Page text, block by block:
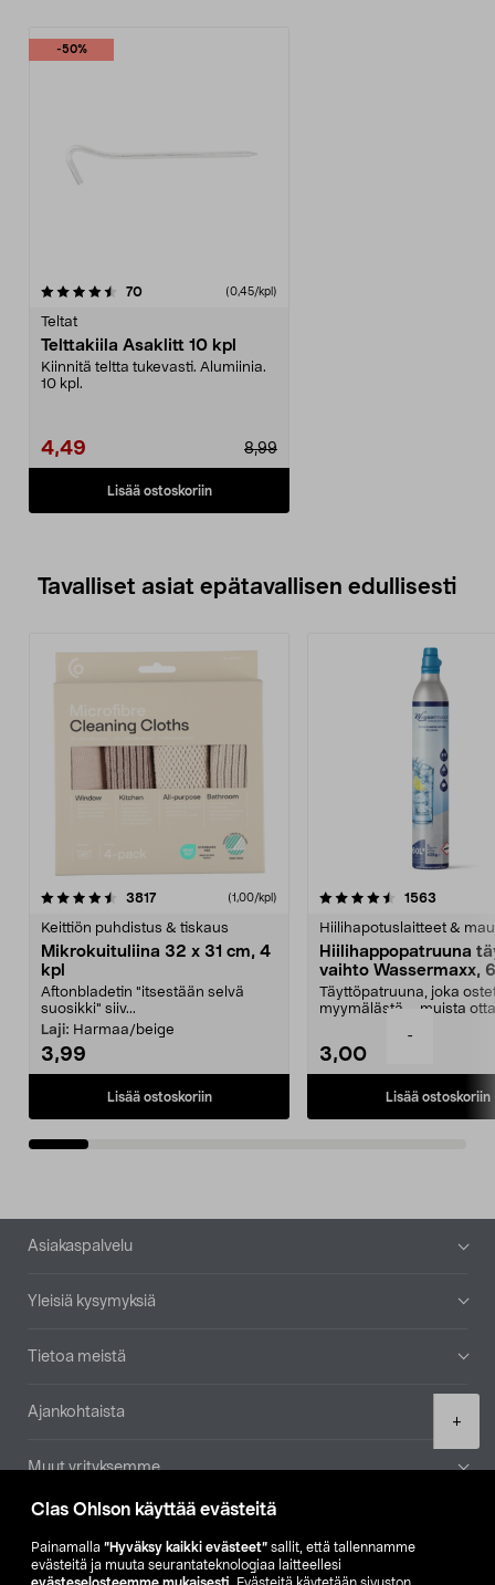
Clas Ohlson käyttää evästeitä
Painamalla ”Hyväksy kaikki evästeet” sallit, että tallennamme
evästeitä ja muuta seurantateknologiaa laitteellesi
-
+
-50%
70arvostelut (0,45/kpl)
Teltat
Telttakiila Asaklitt 10 kpl
Kiinnitä teltta tukevasti. Alumiinia.
10 kpl.
8,99
4,49
Lisää ostoskoriin
Tavalliset asiat epätavallisen edullisesti
3817arvostelut (1,00/kpl)
Keittiön puhdistus & tiskaus
Mikrokuituliina 32 x 31 cm, 4
kpl
Aftonbladetin "itsestään selvä
suosikki" siiv...
Laji: Harmaa/beige
3,99
Lisää ostoskoriin
4.5viidestä
1563
Hiilihapotuslaitteet &
Hiilihappopatruuna
vaihto Wassermaxx,
Täyttöpatruuna, joka
myymälästä – muista
3,00
Lisää ostoskoriin
4.5viidestä
Alatunniste
Asiakaspalvelu
Yleisiä kysymyksiä
Tietoa meistä
Ajankohtaista
Muut yrityksemme
Etsi myymälä
SE NO FI